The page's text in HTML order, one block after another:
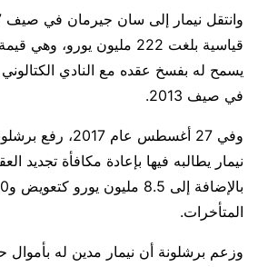
قياسية بلغت 222 مليون يورو،
يسمح له بفسخ عقده مع النادي
في صيف 2013.
وفي 27 أغسطس عام
نيمار يطالبه فيها بإعادة مكافأة تجديد
المتأخرات.
وزعم برشلونة أن نيمار مدين له